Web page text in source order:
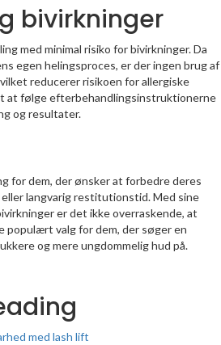
bivirkninger
med minimal risiko for bivirkninger. Da
egen helingsproces, er der ingen brug af
reducerer risikoen for allergiske
at følge efterbehandlingsinstruktionerne
og resultater.
for dem, der ønsker at forbedre deres
langvarig restitutionstid. Med sine
er det ikke overraskende, at
populært valg for dem, der søger en
og mere ungdommelig hud på.
med lash lift